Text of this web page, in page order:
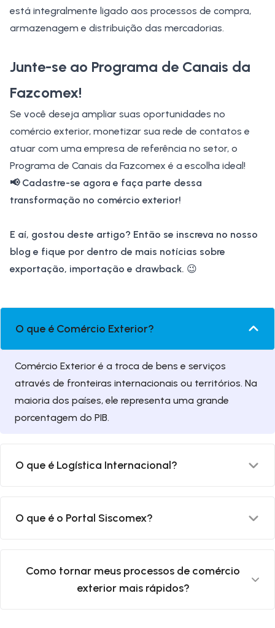
está integralmente ligado aos processos de compra,
armazenagem e distribuição das mercadorias.
Junte-se ao Programa de Canais da
Fazcomex!
Se você deseja ampliar suas oportunidades no
comércio exterior, monetizar sua rede de contatos e
atuar com uma empresa de referência no setor, o
Programa de Canais da Fazcomex é a escolha ideal!
📢 Cadastre-se agora e faça parte dessa
transformação no comércio exterior!
E aí, gostou deste artigo? Então se inscreva no nosso
blog e fique por dentro de mais notícias sobre
exportação, importação e drawback. 😉
O que é Comércio Exterior?
Comércio Exterior é a troca de bens e serviços
através de fronteiras internacionais ou territórios. Na
maioria dos países, ele representa uma grande
porcentagem do PIB.
O que é Logística Internacional?
como objetivo tratar do comércio internacional,
operadores em diversos pontos do mundo.
O que é o Portal Siscomex?
partes envolvidas no comércio exterior e no
transporte apresentar informações padronizadas e
Como tornar meus processos de comércio
exterior mais rápidos?